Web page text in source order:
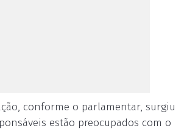
conforme o parlamentar, surgiu
estão preocupados com o